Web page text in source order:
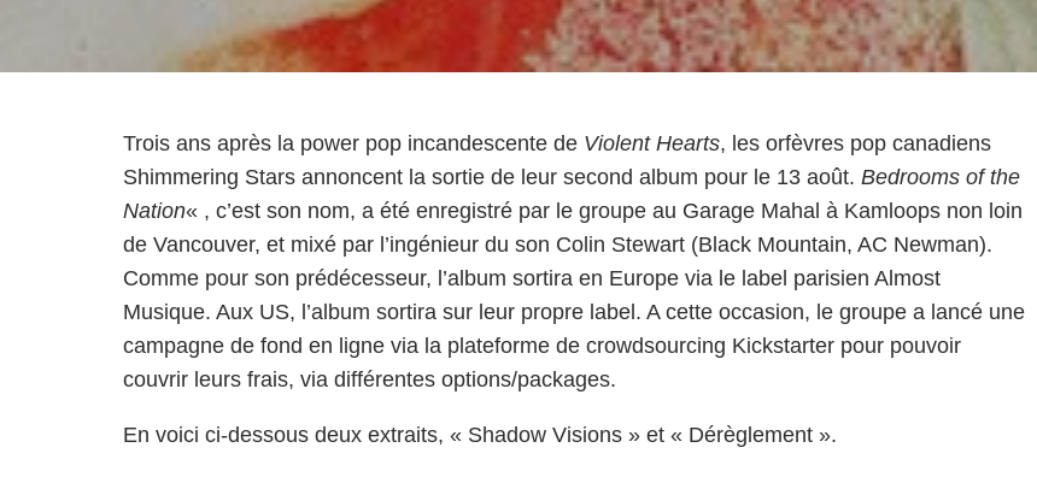
Trois ans après la power pop incandescente de Violent Hearts, les orfèvres pop canadiens
Shimmering Stars annoncent la sortie de leur second album pour le 13 août. Bedrooms of the
Nation« , c’est son nom, a été enregistré par le groupe au Garage Mahal à Kamloops non loin
de Vancouver, et mixé par l’ingénieur du son Colin Stewart (Black Mountain, AC Newman).
Comme pour son prédécesseur, l’album sortira en Europe via le label parisien Almost
Musique. Aux US, l’album sortira sur leur propre label. A cette occasion, le groupe a lancé une
campagne de fond en ligne via la plateforme de crowdsourcing Kickstarter pour pouvoir
couvrir leurs frais, via différentes options/packages.
En voici ci-dessous deux extraits, « Shadow Visions » et « Dérèglement ».